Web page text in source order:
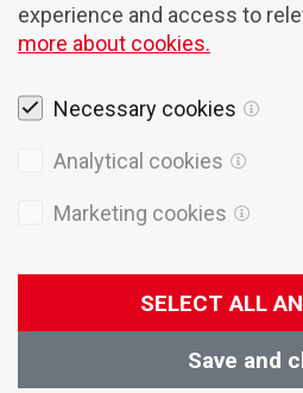
experience and access to
more about cookies.
Necessary cookies
Analytical cookies
Marketing cookies
SELECT ALL
Save and